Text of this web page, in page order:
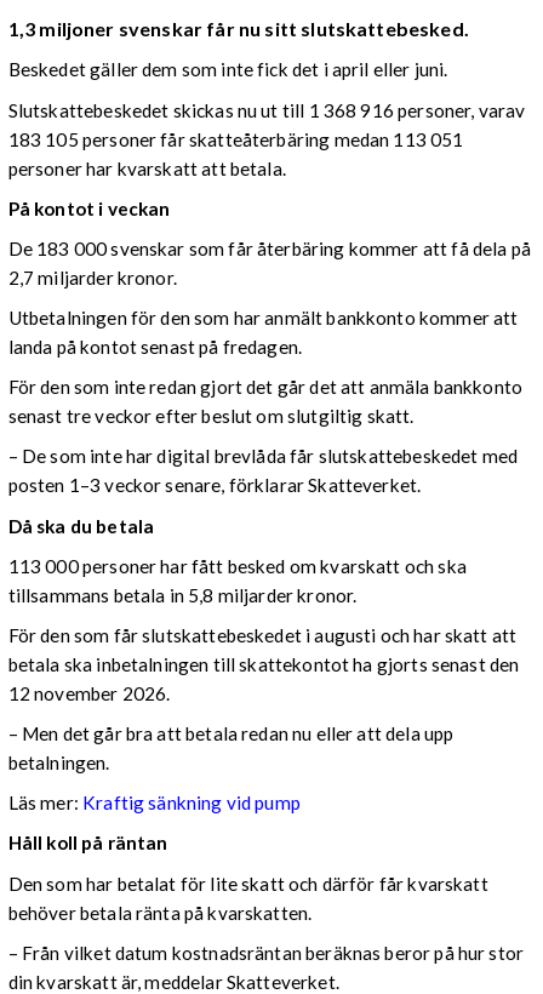
1,3 miljoner svenskar får nu sitt slutskattebesked.
Beskedet gäller dem som inte fick det i april eller juni.
Slutskattebeskedet skickas nu ut till 1 368 916 personer, varav
183 105 personer får skatteåterbäring medan 113 051
personer har kvarskatt att betala.
På kontot i veckan
De 183 000 svenskar som får återbäring kommer att få dela på
2,7 miljarder kronor.
Utbetalningen för den som har anmält bankkonto kommer att
landa på kontot senast på fredagen.
För den som inte redan gjort det går det att anmäla bankkonto
senast tre veckor efter beslut om slutgiltig skatt.
– De som inte har digital brevlåda får slutskattebeskedet med
posten 1–3 veckor senare, förklarar Skatteverket.
Då ska du betala
113 000 personer har fått besked om kvarskatt och ska
tillsammans betala in 5,8 miljarder kronor.
För den som får slutskattebeskedet i augusti och har skatt att
betala ska inbetalningen till skattekontot ha gjorts senast den
12 november 2026.
– Men det går bra att betala redan nu eller att dela upp
betalningen.
Läs mer: Kraftig sänkning vid pump
Håll koll på räntan
Den som har betalat för lite skatt och därför får kvarskatt
behöver betala ränta på kvarskatten.
– Från vilket datum kostnadsräntan beräknas beror på hur stor
din kvarskatt är, meddelar Skatteverket.